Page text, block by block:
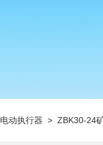
电动执行器 > ZBK30-24